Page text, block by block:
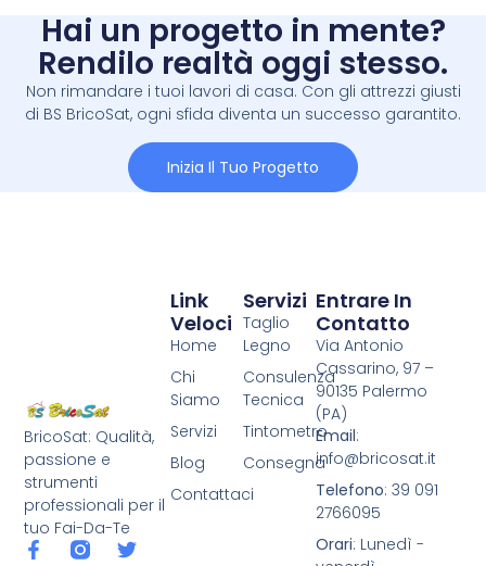
Hai un progetto in mente?
Rendilo realtà oggi stesso.
Non rimandare i tuoi lavori di casa. Con gli attrezzi giusti
di BS BricoSat, ogni sfida diventa un successo garantito.
Inizia Il Tuo Progetto
BricoSat: Qualità,
passione e
strumenti
professionali per il
tuo Fai-Da-Te
Servizi
Taglio
Legno
Consulenza
Tecnica
Tintometro
Consegna
Link
Veloci
Home
Chi
Siamo
Servizi
Blog
Contattaci
Entrare In
Contatto
Via Antonio
Cassarino, 97 –
90135 Palermo
(PA)
Email:
info@bricosat.it
Telefono: 39 091
2766095
Orari: Lunedì -